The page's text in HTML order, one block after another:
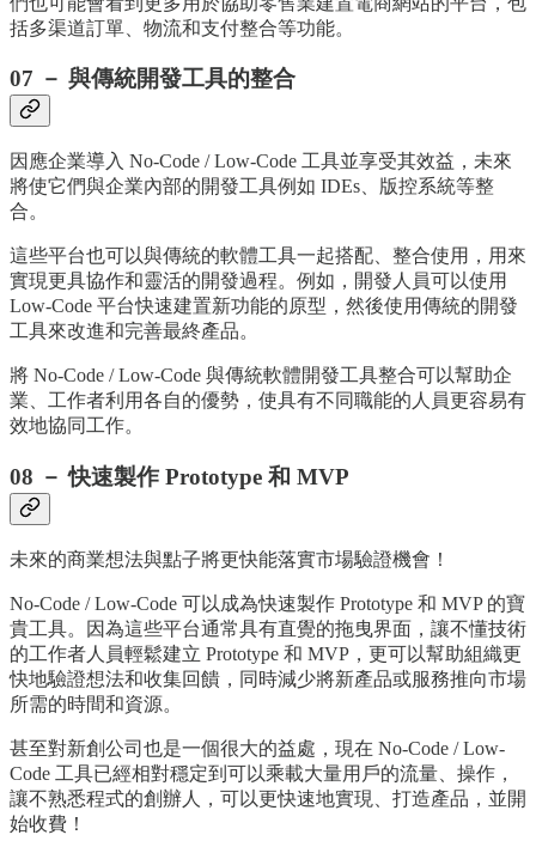
括多渠道訂單、物流和支付整合等功能。
07 － 與傳統開發工具的整合
因應企業導入 No-Code / Low-Code 工具並享受其效益，未來
將使它們與企業內部的開發工具例如 IDEs、版控系統等整
合。
這些平台也可以與傳統的軟體工具一起搭配、整合使用，用來
實現更具協作和靈活的開發過程。例如，開發人員可以使用
Low-Code 平台快速建置新功能的原型，然後使用傳統的開發
工具來改進和完善最終產品。
將 No-Code / Low-Code 與傳統軟體開發工具整合可以幫助企
業、工作者利用各自的優勢，使具有不同職能的人員更容易有
效地協同工作。
08 － 快速製作 Prototype 和 MVP
未來的商業想法與點子將更快能落實市場驗證機會！
No-Code / Low-Code 可以成為快速製作 Prototype 和 MVP 的寶
貴工具。因為這些平台通常具有直覺的拖曳界面，讓不懂技術
的工作者人員輕鬆建立 Prototype 和 MVP，更可以幫助組織更
快地驗證想法和收集回饋，同時減少將新產品或服務推向市場
所需的時間和資源。
甚至對新創公司也是一個很大的益處，現在 No-Code / Low-
Code 工具已經相對穩定到可以乘載大量用戶的流量、操作，
讓不熟悉程式的創辦人，可以更快速地實現、打造產品，並開
始收費！